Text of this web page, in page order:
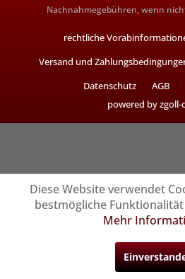
Nachnahmegebühren, wenn
rechtliche
Versand und
Datenschutz
AGB
powered by zgoll-
Diese Website verwendet
bestmögliche
Mehr